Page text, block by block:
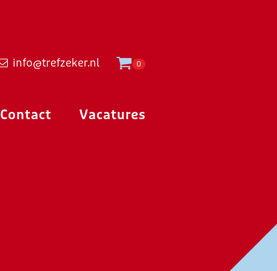
Contact Vacatures
info@trefzeker.nl 0